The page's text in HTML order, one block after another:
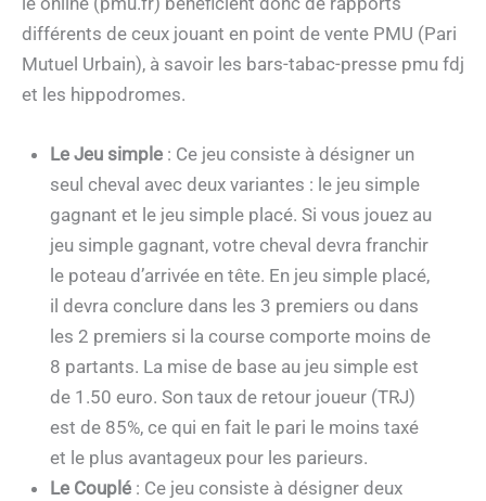
différents de ceux jouant en point de vente PMU (Pari
Mutuel Urbain), à savoir les bars-tabac-presse pmu fdj
et les hippodromes.
Le Jeu simple: Ce jeu consiste à désigner un
seul cheval avec deux variantes : le jeu simple
gagnant et le jeu simple placé. Si vous jouez au
jeu simple gagnant, votre cheval devra franchir
le poteau d’arrivée en tête. En jeu simple placé,
il devra conclure dans les 3 premiers ou dans
les 2 premiers si la course comporte moins de
8 partants. La mise de base au jeu simple est
de 1.50 euro. Son taux de retour joueur (TRJ)
est de 85%, ce qui en fait le pari le moins taxé
et le plus avantageux pour les parieurs.
Le Couplé: Ce jeu consiste à désigner deux